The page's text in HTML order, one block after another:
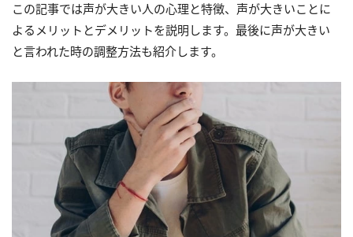
この記事では声が大きい人の心理と特徴、声が大きいことに
よるメリットとデメリットを説明します。最後に声が大きい
と言われた時の調整方法も紹介します。